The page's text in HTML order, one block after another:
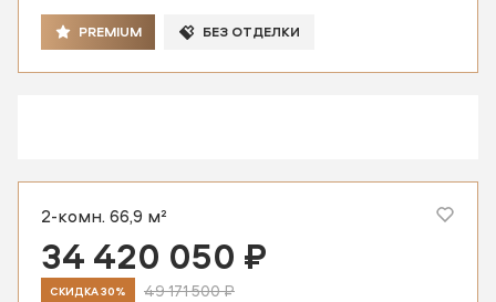
PREMIUM БЕЗ ОТДЕЛКИ
2-комн. 66,9 м²
34 420 050 ₽
СКИДКА 30% 49 171 500 ₽